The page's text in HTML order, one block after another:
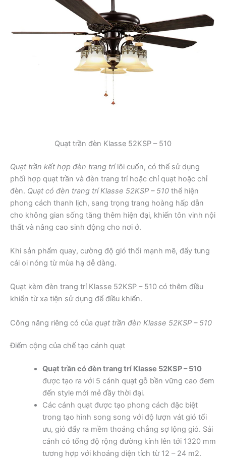
Quạt trần đèn Klasse 52KSP – 510
Quạt trần kết hợp đèn trang trílôi cuốn, có thể sử dụng
phối hợp quạt trần và đèn trang trí hoặc chỉ quạt hoặc chỉ
đèn. Quạt có đèn trang trí Klasse 52KSP – 510 thể hiện
phong cách thanh lịch, sang trọng trang hoàng hấp dẫn
cho không gian sống tăng thêm hiện đại, khiến tôn vinh nội
thất và nâng cao sinh động cho nơi ở.
Khi sản phẩm quay, cường độ gió thổi mạnh mẽ, đẩy tung
cái oi nóng từ mùa hạ dễ dàng.
Quạt kèm đèn trang trí Klasse 52KSP – 510 có thêm điều
khiển từ xa tiện sử dụng để điều khiển.
Công năng riêng có của quạt trần đèn Klasse 52KSP – 510
Điểm cộng của chế tạo cánh quạt
Quạt trần có đèn trang trí Klasse 52KSP – 510
được tạo ra với 5 cánh quạt gỗ bền vững cao đem
đến style mới mẻ đầy thời đại.
Các cánh quạt được tạo phong cách đặc biệt
trong tạo hình song song với độ lượn vát gió tối
ưu, gió đẩy ra mềm thoảng chẳng sợ lộng gió. Sải
cánh có tổng độ rộng đường kính lên tới 1320 mm
tương hợp với khoảng diện tích từ 12 – 24 m2.